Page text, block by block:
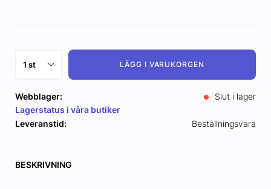
LÄGG I VARUKORGEN
Webblager:
Slut i lager
Lagerstatus i våra butiker
Leveranstid:
Beställningsvara
BESKRIVNING